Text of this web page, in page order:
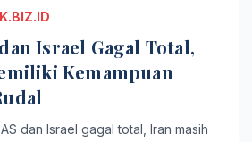
Israel Gagal Total,
Kemampuan
dan Israel gagal total, Iran masih